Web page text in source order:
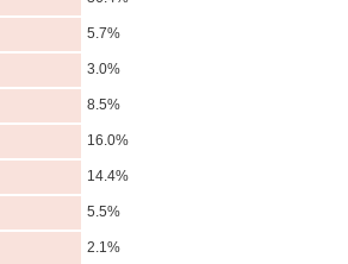
5.7%
3.0%
8.5%
16.0%
14.4%
5.5%
2.1%